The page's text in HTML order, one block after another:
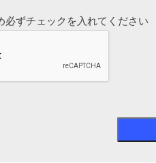
必ずチェックを入れてください